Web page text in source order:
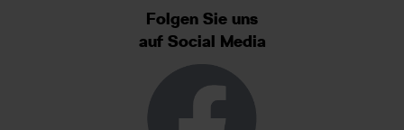
Folgen Sie uns
auf Social Media